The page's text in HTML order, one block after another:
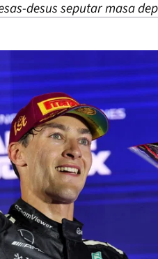
desus seputar masa